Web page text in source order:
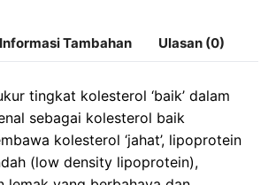
at
s
A
p
p
e
gr
a
m
Informasi Tambahan Ulasan (0)
tingkat kolesterol ‘baik’ dalam
sebagai kolesterol baik
kolesterol ‘jahat’, lipoprotein
(low density lipoprotein),